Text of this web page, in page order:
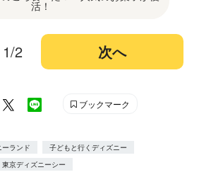
活！
1/2 次へ
ブックマーク
ランド
子どもと行くディズニー
東京ディズニーシー